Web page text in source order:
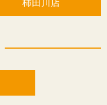
柿田川店